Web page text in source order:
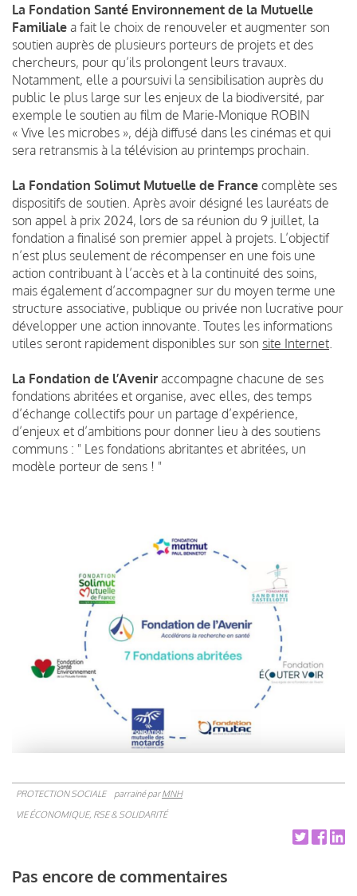
La Fondation Santé Environnement de la Mutuelle
Familiale a fait le choix de renouveler et augmenter son
soutien auprès de plusieurs porteurs de projets et des
chercheurs, pour qu’ils prolongent leurs travaux.
Notamment, elle a poursuivi la sensibilisation auprès du
public le plus large sur les enjeux de la biodiversité, par
exemple le soutien au film de Marie-Monique ROBIN
« Vive les microbes », déjà diffusé dans les cinémas et qui
sera retransmis à la télévision au printemps prochain.
La Fondation Solimut Mutuelle de France complète ses
dispositifs de soutien. Après avoir désigné les lauréats de
son appel à prix 2024, lors de sa réunion du 9 juillet, la
fondation a finalisé son premier appel à projets. L’objectif
n’est plus seulement de récompenser en une fois une
action contribuant à l’accès et à la continuité des soins,
mais également d’accompagner sur du moyen terme une
structure associative, publique ou privée non lucrative pour
développer une action innovante. Toutes les informations
utiles seront rapidement disponibles sur son site Internet
La Fondation de l’Avenir accompagne chacune de ses
fondations abritées et organise, avec elles, des temps
d’échange collectifs pour un partage d’expérience,
d’enjeux et d’ambitions pour donner lieu à des soutiens
communs : " Les fondations abritantes et abritées, un
modèle porteur de sens ! "
PROTECTION SOCIALE parrainé parMNH
VIE ÉCONOMIQUE, RSE & SOLIDARITÉ
Pas encore de commentaires